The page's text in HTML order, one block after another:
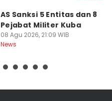
AS Sanksi 5 Entitas dan 8
Pejabat Militer Kuba
08 Agu 2026, 21:09 WIB
News